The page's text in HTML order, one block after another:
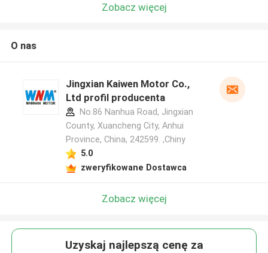
Zobacz więcej
O nas
Jingxian Kaiwen Motor Co.,
Ltd profil producenta
No.86 Nanhua Road, Jingxian
County, Xuancheng City, Anhui
Province, China, 242599. ,Chiny
5.0
zweryfikowane Dostawca
Zobacz więcej
Uzyskaj najlepszą cenę za